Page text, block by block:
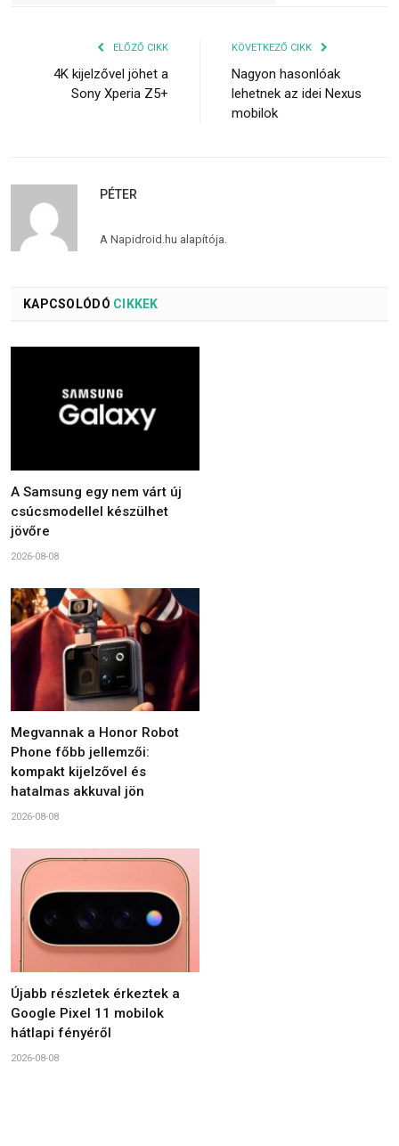
ELŐZŐ CIKK
4K kijelzővel jöhet a
Sony Xperia Z5+
KÖVETKEZŐ CIKK
Nagyon hasonlóak
lehetnek az idei Nexus
mobilok
PÉTER
A Napidroid.hu alapítója.
KAPCSOLÓDÓ CIKKEK
A Samsung egy nem várt új
csúcsmodellel készülhet
jövőre
2026-08-08
Megvannak a Honor Robot
Phone főbb jellemzői:
kompakt kijelzővel és
hatalmas akkuval jön
2026-08-08
Újabb részletek érkeztek a
Google Pixel 11 mobilok
hátlapi fényéről
2026-08-08